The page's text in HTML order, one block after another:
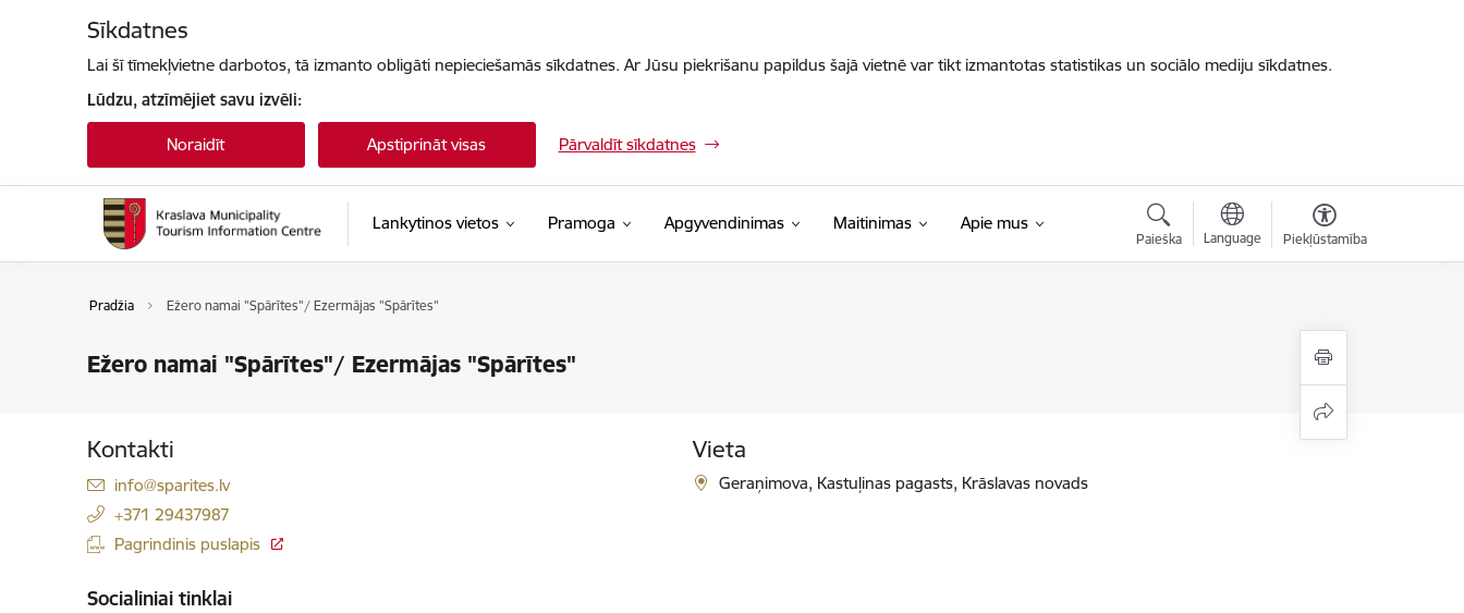
Sīkdatnes
Lai šī tīmekļvietne darbotos, tā izmanto obligāti nepieciešamās sīkdatnes. Ar Jūsu piekrišanu papildus šajā vietnē var tikt izmantotas statistikas un sociālo mediju sīkdatnes.
Lūdzu, atzīmējiet savu izvēli:
Noraidīt Apstiprināt visas Pārvaldīt sīkdatnes
Lankytinos vietos Pramoga Apgyvendinimas Maitinimas Apie mus
Paieška Language Piekļūstamība
Pradžia Ežero namai "Spārītes"/ Ezermājas "Spārītes"
Ežero namai "Spārītes"/ Ezermājas "Spārītes"
Kontakti
El. paštas:
info@sparites.lv
+371 29437987
Pagrindinis puslapis
Vieta
Geraņimova, Kastuļinas pagasts, Krāslavas novads
Socialiniai tinklai